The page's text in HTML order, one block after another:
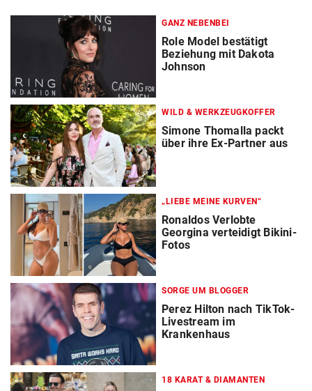
GANZ NEBENBEI
Role Model bestätigt
Beziehung mit Dakota
Johnson
WILD & WERKZEUGKOFFER
Simone Thomalla packt
über ihre Ex-Partner aus
„LIEBE MEINE KURVEN“
Ronaldos Verlobte
Georgina verteidigt Bikini-
Fotos
SORGE UM BLOGGER
Perez Hilton nach TikTok-
Livestream im
Krankenhaus
18 KARAT & DIAMANTEN